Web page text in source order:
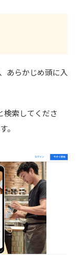
あらかじめ頭に入
索してくださ
。